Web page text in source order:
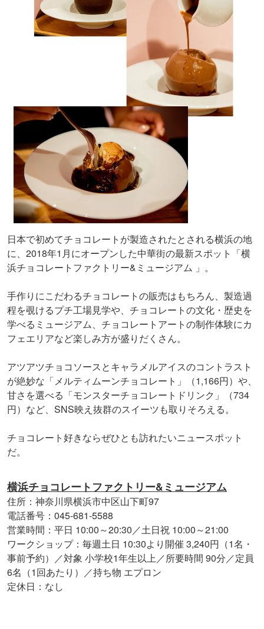
日本で初めてチョコレートが製造されたとされる横浜の地
に、2018年1月にオープンした中華街の最新スポット「横
浜チョコレートファクトリー&ミュージアム 」。
手作りにこだわるチョコレートの販売はもちろん、製造過
程を覗けるプチ工場見学や、チョコレートの文化・歴史を
学べるミュージアム、チョコレートアートの制作体験にカ
フェエリアなど楽しみ方が盛りだくさん。
アツアツチョコソースとキャラメルアイスのコントラスト
が絶妙な「メルティムーンチョコレート」（1,166円）や、
甘さを選べる「モンスターチョコレートドリンク」（734
円）など、SNS映え抜群のスイーツも取りそろえる。
チョコレート好きならぜひとも訪れたいニュースポット
だ。
横浜チョコレートファクトリー&ミュージアム
住所：神奈川県横浜市中区山下町97
電話番号：045-681-5588
営業時間：平日 10:00～20:30／土日祝 10:00～21:00
ワークショップ：毎週土日 10:30より開催 3,240円（1名・
事前予約）／対象 小学校1年生以上／所要時間 90分／定員
6名（1回あたり）／持ち物 エプロン
定休日：なし